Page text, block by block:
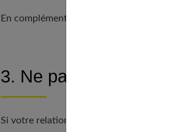
En complément, notre article sur
3. Ne pas faire
Si votre relation est uniquement basée